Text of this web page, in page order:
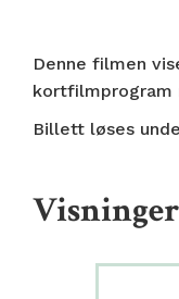
Denne filmen
kortfilmprogram
Billett løses